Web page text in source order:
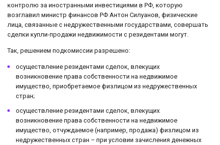
контролю за иностранными инвестициями в РФ, которую
возглавил министр финансов РФ Антон Силуанов, физические
лица, связанные с недружественными государствами, совершать
сделки купли-продажи недвижимости с резидентами могут.
Так, решением подкомиссии разрешено:
осуществление резидентами сделок, влекущих
возникновение права собственности на недвижимое
имущество, приобретаемое физлицом из недружественных
стран;
осуществление резидентами сделок, влекущих
возникновение права собственности на недвижимое
имущество, отчуждаемое (например, продажа) физлицом из
недружественных стран – при условии зачисления денежных